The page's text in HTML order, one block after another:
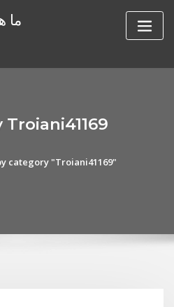
ما
category "Troiani41169"